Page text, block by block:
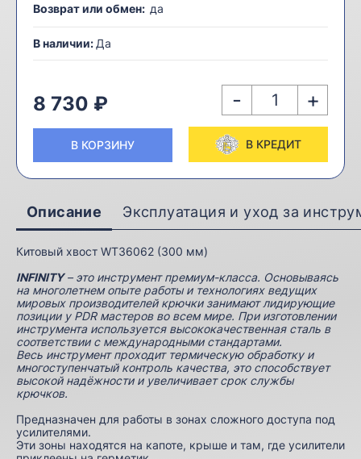
Возврат или обмен: да
В наличии: Да
8 730 ₽ - +
В КОРЗИНУ В КРЕДИТ
Описание Эксплуатация и уход за
Китовый хвост WT36062 (300 мм)
INFINITY– это инструмент премиум-класса. Основываясь
на многолетнем опыте работы и технологиях ведущих
мировых производителей крючки занимают лидирующие
позиции у PDR мастеров во всем мире. При изготовлении
инструмента используется высококачественная сталь в
соответствии с международными стандартами.
Весь инструмент проходит термическую обработку и
многоступенчатый контроль качества, это способствует
высокой надёжности и увеличивает срок службы
крючков.
Предназначен для работы в зонах сложного доступа под
усилителями.
Эти зоны находятся на капоте, крыше и там, где усилители